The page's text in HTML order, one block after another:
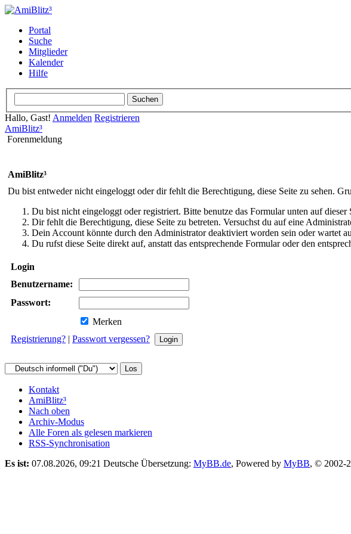
Portal
Suche
Mitglieder
Kalender
Hilfe
Hallo, Gast! Anmelden Registrieren
AmiBlitz³
Forenmeldung
AmiBlitz³
Du bist entweder nicht eingeloggt oder dir fehlt die Berechtigung, diese Seite zu sehen.
Du bist nicht eingeloggt oder registriert. Bitte benutze das Formular unten auf dieser
Dir fehlt die Berechtigung, diese Seite zu betreten. Versuchst du auf eine
Dein Account könnte durch den Administrator deaktiviert worden sein oder wartet
Du rufst diese Seite direkt auf, anstatt das entsprechende Formular oder den
Login
Benutzername:
Passwort:
Merken
Registrierung? | Passwort vergessen?
Kontakt
AmiBlitz³
Nach oben
Archiv-Modus
Alle Foren als gelesen markieren
RSS-Synchronisation
Es ist: 07.08.2026, 09:21 Deutsche Übersetzung: MyBB.de, Powered by MyBB, © 2002-